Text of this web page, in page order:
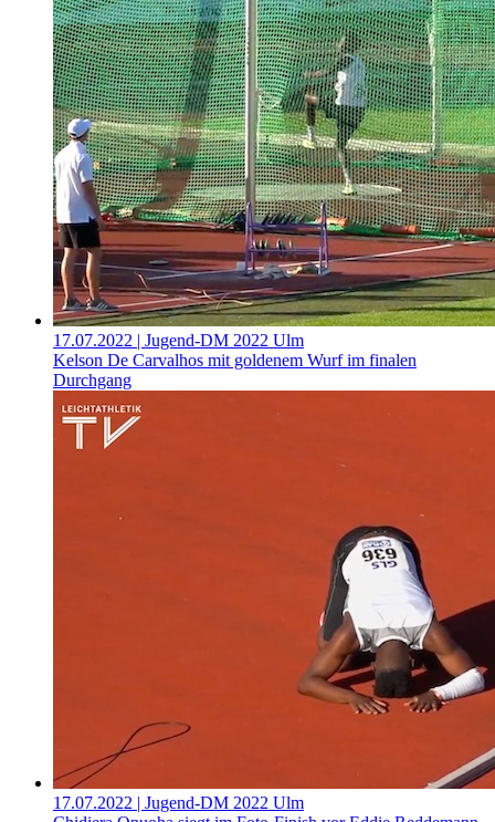
17.07.2022 | Jugend-DM 2022 Ulm
Kelson De Carvalhos mit goldenem Wurf im finalen
Durchgang
17.07.2022 | Jugend-DM 2022 Ulm